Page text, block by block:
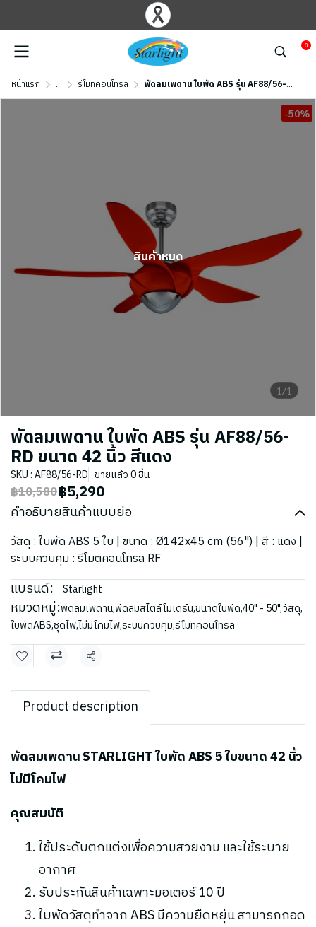
0
หน้าแรก ... รีโมทคอนโทรล พัดลมเพดาน ใบพัด ABS รุ่น AF88/56-RD ขนาด 42 นิ้ว สีแดง
1/1
-50%
สินค้าหมด
พัดลมเพดาน ใบพัด ABS รุ่น AF88/56-
RD ขนาด 42 นิ้ว สีแดง
SKU : AF88/56-RD ขายแล้ว 0 ชิ้น
฿10,580฿5,290
คำอธิบายสินค้าแบบย่อ
วัสดุ : ใบพัด ABS 5 ใบ | ขนาด : Ø142x45 cm (56") | สี : แดง |
ระบบควบคุม : รีโมตคอนโทรล RF
แบรนด์: Starlight
หมวดหมู่:พัดลมเพดาน,พัดลมสไตล์โมเดิร์น,ขนาดใบพัด,40" - 50",วัสดุ,
ใบพัดABS,ชุดไฟ,ไม่มีโคมไฟ,ระบบควบคุม,รีโมทคอนโทรล
แชร์
Product description
พัดลมเพดาน STARLIGHT ใบพัด ABS 5 ใบขนาด 42 นิ้ว
ไม่มีโคมไฟ
คุณสมบัติ
ใช้ประดับตกแต่งเพื่อความสวยงาม และใช้ระบาย
อากาศ
รับประกันสินค้าเฉพาะมอเตอร์ 10 ปี
ใบพัดวัสดุทำจาก ABS มีความยืดหยุ่น สามารถถอด